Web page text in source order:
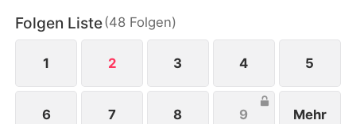
Folgen Liste(48 Folgen)
1 2 3 4 5
6 7 8 9 Mehr